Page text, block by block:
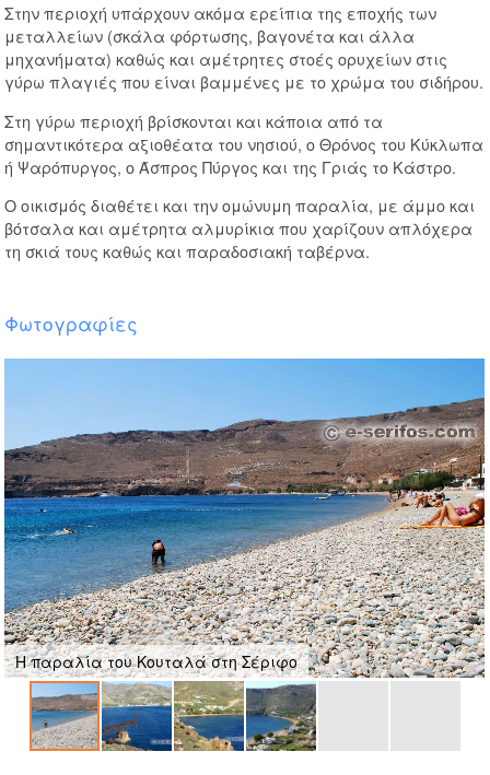
Στην περιοχή υπάρχουν ακόμα ερείπια της εποχής των
μεταλλείων (σκάλα φόρτωσης, βαγονέτα και άλλα
μηχανήματα) καθώς και αμέτρητες στοές ορυχείων στις
γύρω πλαγιές που είναι βαμμένες με το χρώμα του σιδήρου.
Στη γύρω περιοχή βρίσκονται και κάποια από τα
σημαντικότερα αξιοθέατα του νησιού, ο Θρόνος του Κύκλωπα
ή Ψαρόπυργος, ο Άσπρος Πύργος και της Γριάς το Κάστρο.
Ο οικισμός διαθέτει και την ομώνυμη παραλία, με άμμο και
βότσαλα και αμέτρητα αλμυρίκια που χαρίζουν απλόχερα
τη σκιά τους καθώς και παραδοσιακή ταβέρνα.
Φωτογραφίες
Η παραλία του Κουταλά στη Σέριφο